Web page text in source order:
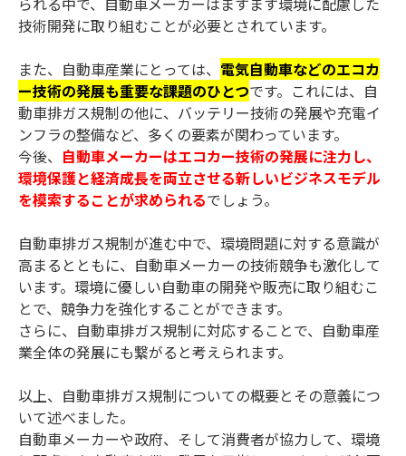
技術開発に取り組むことが必要とされています。
また、自動車産業にとっては、 電気自動車などのエコカ
ー技術の発展も重要な課題のひとつです。これには、自
動車排ガス規制の他に、バッテリー技術の発展や充電イ
ンフラの整備など、多くの要素が関わっています。
今後、 自動車メーカーはエコカー技術の発展に注力し、
環境保護と経済成長を両立させる新しいビジネスモデル
を模索することが求められるでしょう。
自動車排ガス規制が進む中で、環境問題に対する意識が
高まるとともに、自動車メーカーの技術競争も激化して
います。環境に優しい自動車の開発や販売に取り組むこ
とで、競争力を強化することができます。
さらに、自動車排ガス規制に対応することで、自動車産
業全体の発展にも繋がると考えられます。
以上、自動車排ガス規制についての概要とその意義につ
いて述べました。
自動車メーカーや政府、そして消費者が協力して、環境